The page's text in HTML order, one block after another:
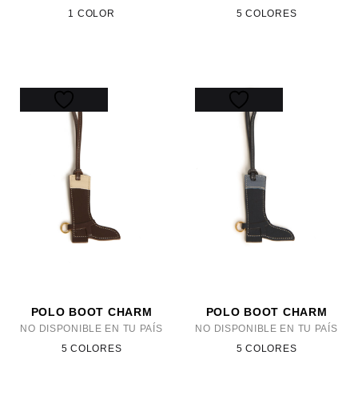
1 COLOR
5 COLORES
POLO BOOT CHARM
NO DISPONIBLE EN TU PAÍS
5 COLORES
POLO BOOT CHARM
NO DISPONIBLE EN TU PAÍS
5 COLORES